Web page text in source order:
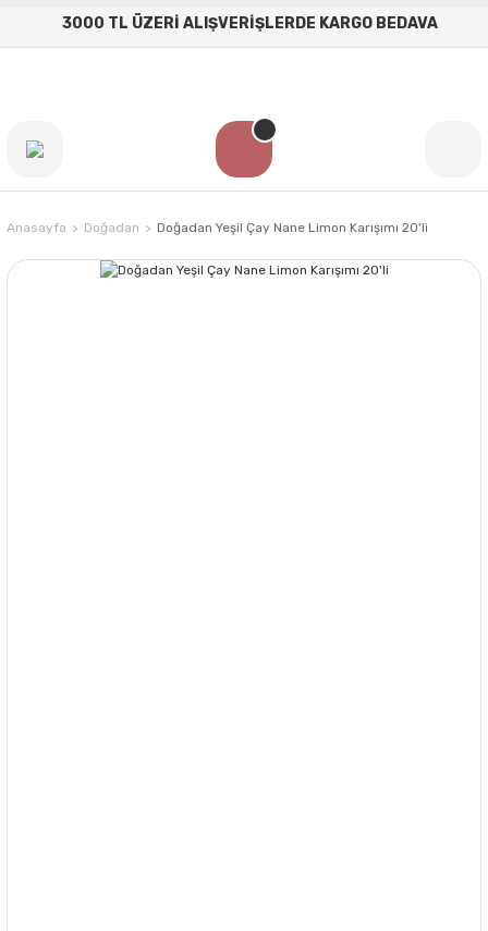
3000 TL ÜZERİ ALIŞVERİŞLERDE KARGO BEDAVA
Anasayfa Doğadan Doğadan Yeşil Çay Nane Limon Karışımı 20'li